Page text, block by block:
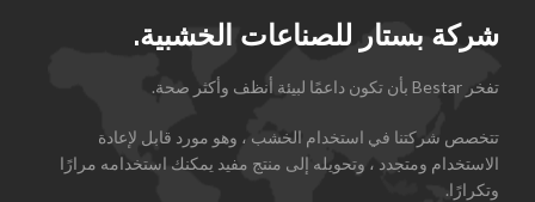
شركة بستار للصناعات الخشبية.
تفخر Bestar بأن تكون داعمًا لبيئة أنظف وأكثر صحة.
تتخصص شركتنا في استخدام الخشب ، وهو مورد قابل لإعادة
الاستخدام ومتجدد ، وتحويله إلى منتج مفيد يمكنك استخدامه مرارًا
وتكرارًا.